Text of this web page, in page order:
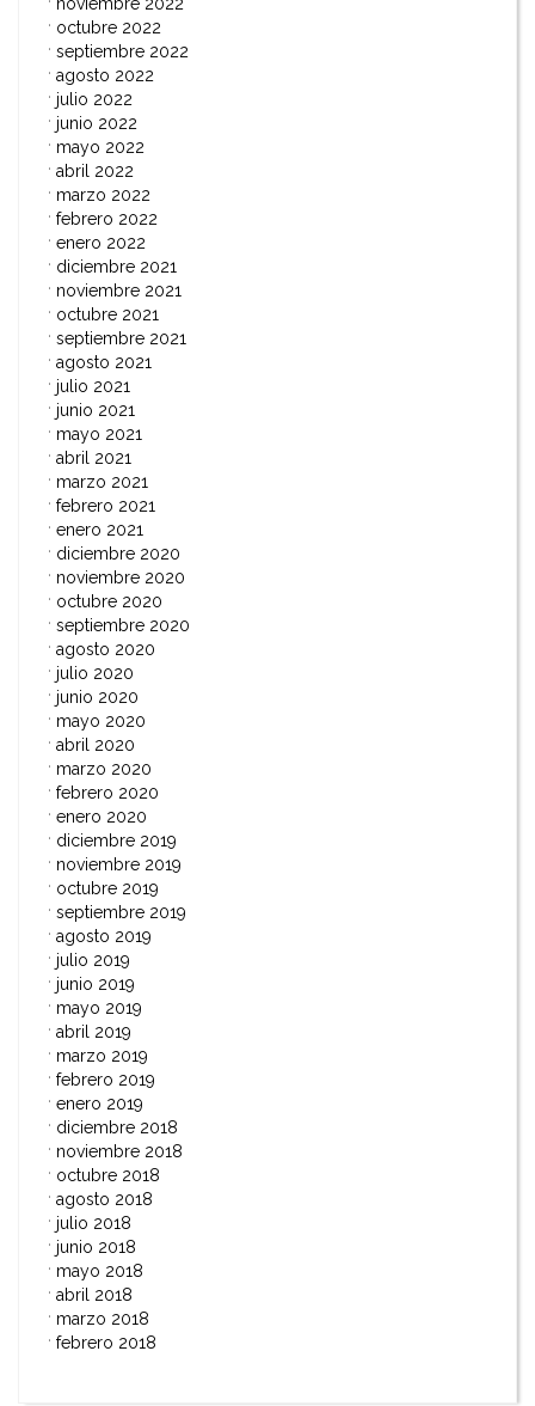
noviembre 2022
octubre 2022
septiembre 2022
agosto 2022
julio 2022
junio 2022
mayo 2022
abril 2022
marzo 2022
febrero 2022
enero 2022
diciembre 2021
noviembre 2021
octubre 2021
septiembre 2021
agosto 2021
julio 2021
junio 2021
mayo 2021
abril 2021
marzo 2021
febrero 2021
enero 2021
diciembre 2020
noviembre 2020
octubre 2020
septiembre 2020
agosto 2020
julio 2020
junio 2020
mayo 2020
abril 2020
marzo 2020
febrero 2020
enero 2020
diciembre 2019
noviembre 2019
octubre 2019
septiembre 2019
agosto 2019
julio 2019
junio 2019
mayo 2019
abril 2019
marzo 2019
febrero 2019
enero 2019
diciembre 2018
noviembre 2018
octubre 2018
agosto 2018
julio 2018
junio 2018
mayo 2018
abril 2018
marzo 2018
febrero 2018